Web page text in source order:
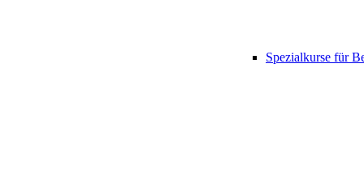
Spezialkurse für